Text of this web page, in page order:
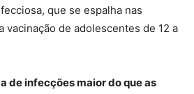
que se espalha nas
vacinação de adolescentes de 12 a
de infecções maior do que as